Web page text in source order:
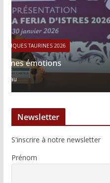
ACTUALITÉS TAURINES
Víctor Hernández :
Newsletter
S'inscrire à notre newsletter
Prénom